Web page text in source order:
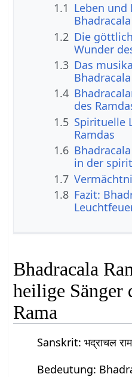
1.1 Leben und
1.2 Die
Wunder
1.3 Das
1.4
des
1.5 Spirituelle
Ramdas
1.6
in der
1.7
1.8 Fazit:
Bhadracala
heilige Sänger
Rama
Sanskrit: भद्राचल
Bedeutung: